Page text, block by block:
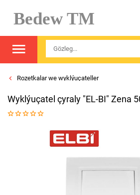
Bedew TM
Rozetkalar we wyklýuçateller
Wyklýuçatel çyraly "EL-BI" Zena